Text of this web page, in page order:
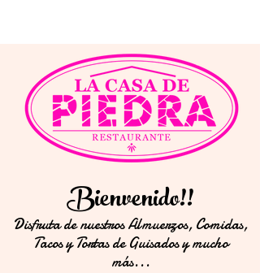
Disfruta de nuestros Almuerzos, Comidas,
Tacos y Tortas de Guisados y mucho
más...
Bienvenido!!